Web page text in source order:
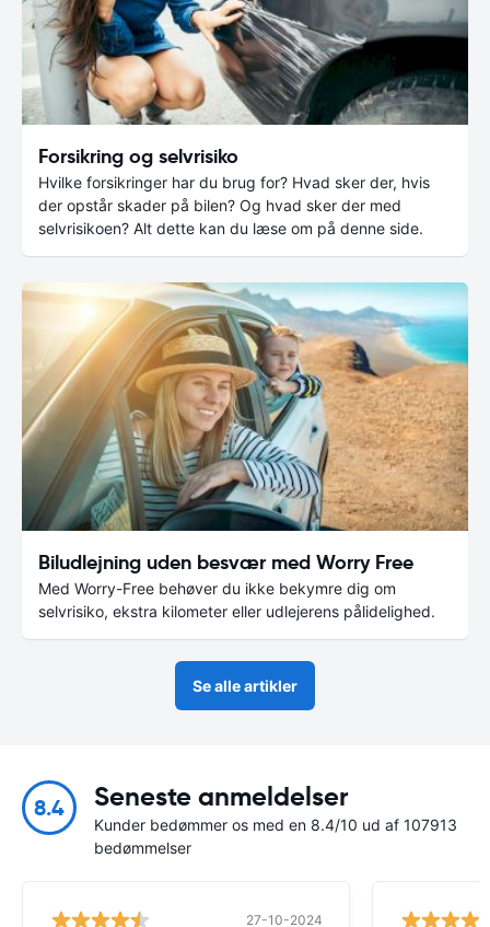
Forsikring og selvrisiko
Hvilke forsikringer har du brug for? Hvad sker der, hvis
der opstår skader på bilen? Og hvad sker der med
selvrisikoen? Alt dette kan du læse om på denne side.
Biludlejning uden besvær med Worry Free
Med Worry-Free behøver du ikke bekymre dig om
selvrisiko, ekstra kilometer eller udlejerens pålidelighed.
Se alle artikler
8.4 Seneste anmeldelser
Kunder bedømmer os med en 8.4/10 ud af 107913
bedømmelser
27-10-2024